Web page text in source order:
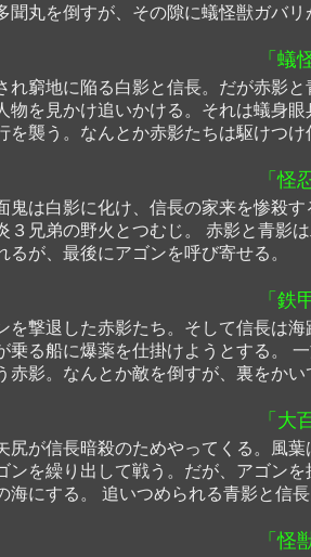
聞丸を倒すが、その隙に蟻怪獣ガバリ
「蟻
れ窮地に陥る白影と信長。だが赤影
物を見かけ追いかける。それは蟻身
を襲う。なんとか赤影たちは駆けつ
「怪
鬼は白影に化け、信長の家来を惨殺
３兄弟の野火とつむじ。 赤影と青影
るが、最後にアゴンを呼び寄せる。
「鉄
を撃退した赤影たち。そして信長は
乗る船に爆薬を仕掛けようとする。
赤影。なんとか敵を倒すが、裏をか
「大
尻が信長暗殺のためやってくる。風
ンを繰り出して戦う。だが、アゴン
海にする。 追いつめられる青影と信
「怪